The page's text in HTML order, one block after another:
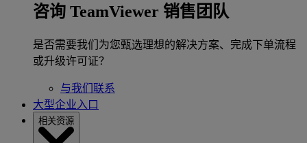
咨询 TeamViewer 销售团队
是否需要我们为您甄选理想的解决方案、完成下单流程
或升级许可证？
与我们联系
大型企业入口
相关资源